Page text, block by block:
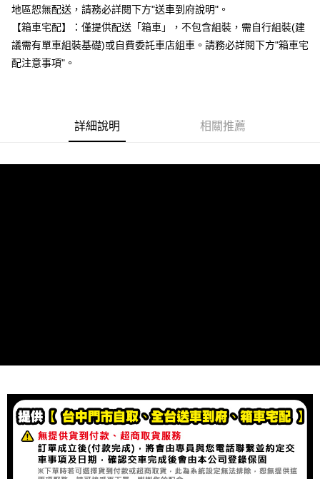
地區恕無配送，請務必詳閱下方"送車到府說明"。
【箱車宅配】：僅提供配送「箱車」，不包含組裝，需自行組裝(建
議需有單車組裝基礎)或自費委託車店組車。請務必詳閱下方"箱車宅
配注意事項"。
詳細說明 相關推薦